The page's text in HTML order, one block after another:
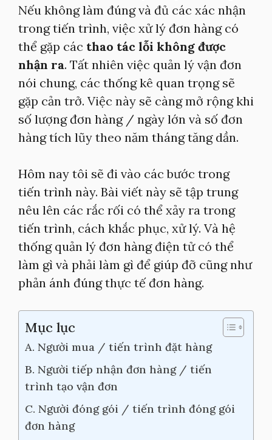
Nếu không làm đúng và đủ các xác nhận
trong tiến trình, việc xử lý đơn hàng có
thể gặp các thao tác lỗi không được
nhận ra. Tất nhiên việc quản lý vận đơn
nói chung, các thống kê quan trọng sẽ
gặp cản trở. Việc này sẽ càng mở rộng khi
số lượng đơn hàng / ngày lớn và số đơn
hàng tích lũy theo năm tháng tăng dần.
Hôm nay tôi sẽ đi vào các bước trong
tiến trình này. Bài viết này sẽ tập trung
nêu lên các rắc rối có thể xảy ra trong
tiến trình, cách khắc phục, xử lý. Và hệ
thống quản lý đơn hàng điện tử có thể
làm gì và phải làm gì để giúp đỡ cũng như
phản ánh đúng thực tế đơn hàng.
Mục lục
A. Người mua / tiến trình đặt hàng
B. Người tiếp nhận đơn hàng / tiến
trình tạo vận đơn
C. Người đóng gói / tiến trình đóng gói
đơn hàng